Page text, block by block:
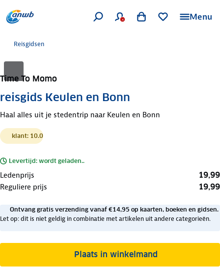
Menu
Reisgidsen
Time To Momo
reisgids Keulen en Bonn
Haal alles uit je stedentrip naar Keulen en Bonn
klant: 10.0
Levertijd: wordt geladen..
Ledenprijs 19,99
Reguliere prijs 19,99
Ontvang gratis verzending vanaf €14,95 op kaarten, boeken en gidsen.
Let op: dit is niet geldig in combinatie met artikelen uit andere categorieën.
Plaats in winkelmand